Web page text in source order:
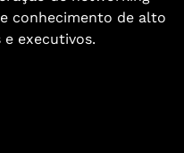
conhecimento de alto
e executivos.